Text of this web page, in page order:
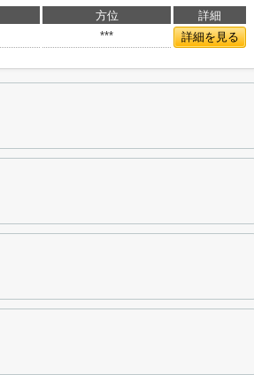
方位
詳細
*** 詳細を見る